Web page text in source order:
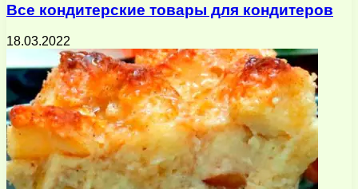
Все кондитерские товары для кондитеров
18.03.2022